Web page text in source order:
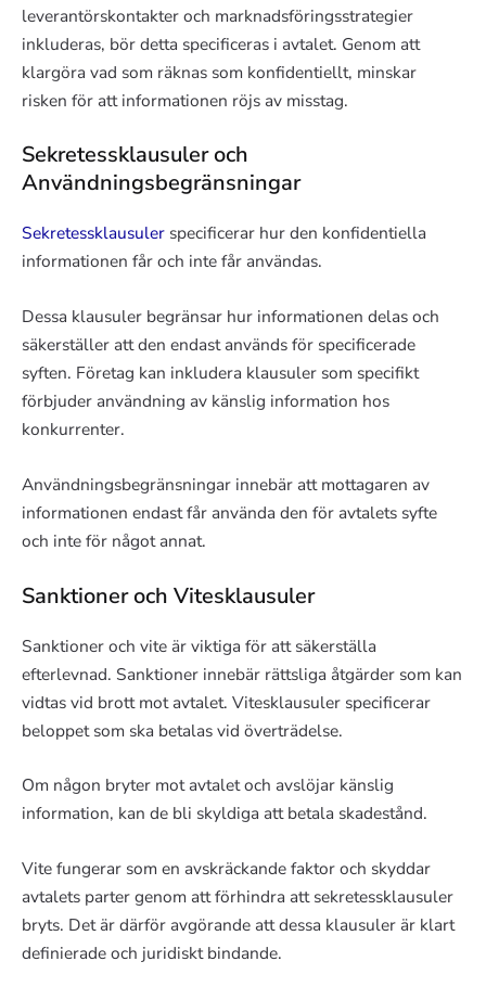
leverantörskontakter och marknadsföringsstrategier
inkluderas, bör detta specificeras i avtalet. Genom att
klargöra vad som räknas som konfidentiellt, minskar
risken för att informationen röjs av misstag.
Sekretessklausuler och
Användningsbegränsningar
Sekretessklausuler specificerar hur den konfidentiella
informationen får och inte får användas.
Dessa klausuler begränsar hur informationen delas och
säkerställer att den endast används för specificerade
syften. Företag kan inkludera klausuler som specifikt
förbjuder användning av känslig information hos
konkurrenter.
Användningsbegränsningar innebär att mottagaren av
informationen endast får använda den för avtalets syfte
och inte för något annat.
Sanktioner och Vitesklausuler
Sanktioner och vite är viktiga för att säkerställa
efterlevnad. Sanktioner innebär rättsliga åtgärder som kan
vidtas vid brott mot avtalet. Vitesklausuler specificerar
beloppet som ska betalas vid överträdelse.
Om någon bryter mot avtalet och avslöjar känslig
information, kan de bli skyldiga att betala skadestånd.
Vite fungerar som en avskräckande faktor och skyddar
avtalets parter genom att förhindra att sekretessklausuler
bryts. Det är därför avgörande att dessa klausuler är klart
definierade och juridiskt bindande.